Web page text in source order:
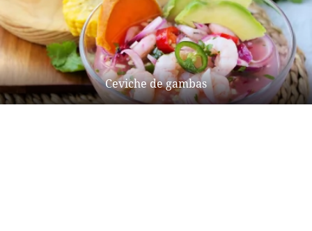
Ceviche de gambas